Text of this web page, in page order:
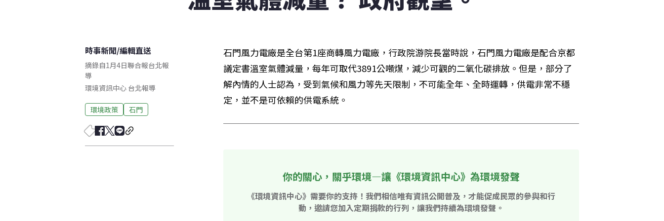
時事新聞/編輯直送
摘錄自1月4日聯合報台北報
導
環境資訊中心 台北報導
環境政策 石門
石門風力電廠是全台第1座商轉風力電廠，行政院游院長當時說，石門風力電廠是配合京都
議定書溫室氣體減量，每年可取代3891公噸煤，減少可觀的二氧化碳排放。但是，部分了
解內情的人士認為，受到氣候和風力等先天限制，不可能全年、全時運轉，供電非常不穩
定，並不是可依賴的供電系統。
你的關心，關乎環境—讓《環境資訊中心》為環境發聲
《環境資訊中心》需要你的支持！我們相信唯有資訊公開普及，才能促成民眾的參與和行
動，邀請您加入定期捐款的行列，讓我們持續為環境發聲。